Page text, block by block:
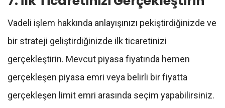
Vadeli işlem hakkında anlayışınızı pekiştirdiğinizde ve
bir strateji geliştirdiğinizde ilk ticaretinizi
gerçekleştirin. Mevcut piyasa fiyatında hemen
gerçekleşen piyasa emri veya belirli bir fiyatta
gerçekleşen limit emri arasında seçim yapabilirsiniz.